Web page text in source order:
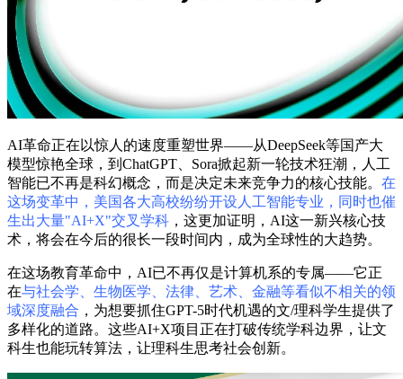
AI革命正在以惊人的速度重塑世界——从DeepSeek等国产大
模型惊艳全球，到ChatGPT、Sora掀起新一轮技术狂潮，人工
智能已不再是科幻概念，而是决定未来竞争力的核心技能。 在
这场变革中，美国各大高校纷纷开设人工智能专业，同时也催
生出大量"AI+X"交叉学科 ，这更加证明，AI这一新兴核心技
术，将会在今后的很长一段时间内，成为全球性的大趋势。
在这场教育革命中，AI已不再仅是计算机系的专属——它正
在与社会学、生物医学、法律、艺术、金融等看似不相关的领
域深度融合 ，为想要抓住GPT-5时代机遇的文/理科学生提供了
多样化的道路。这些AI+X项目正在打破传统学科边界，让文
科生也能玩转算法，让理科生思考社会创新。